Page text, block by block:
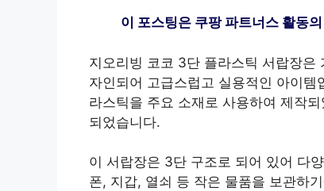
이 포스팅은 쿠팡 파트너스 활동
지오리빙 코코 3단 플라스틱 서랍장은
자인되어 고급스럽고 실용적인 아이
라스틱을 주요 소재로 사용하여 제작
되었습니다.
이 서랍장은 3단 구조로 되어 있어 다
폰, 지갑, 열쇠 등 작은 물품을 보관하